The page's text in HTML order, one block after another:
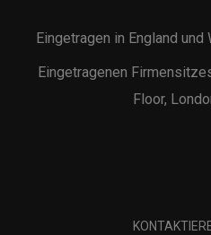
Eingetragen in England
Eingetragenen
Floor,